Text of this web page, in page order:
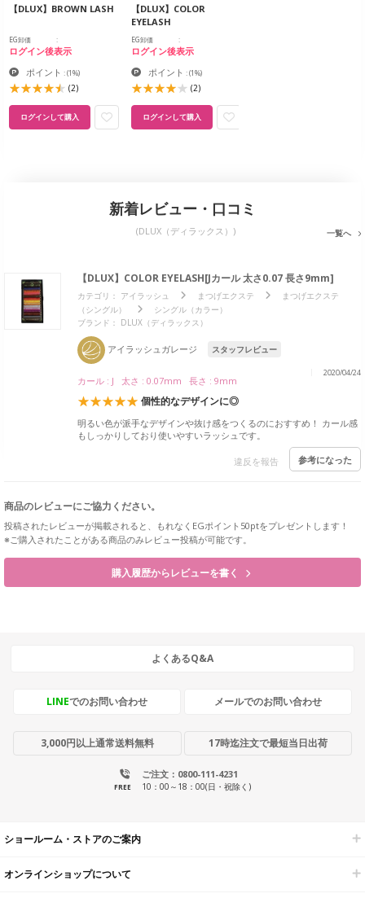
【DLUX】BROWN LASH
EG卸価
ログイン後表示
ポイント :(1%)
(2)
ログインして購入
【DLUX】COLOR
EYELASH
EG卸価
ログイン後表示
ポイント :(1%)
(2)
ログインして購入
新着レビュー・口コミ
(DLUX（ディラックス）) 一覧へ
【DLUX】COLOR EYELASH[Jカール 太さ0.07 長さ9mm]
カテゴリ： アイラッシュ まつげエクステ
まつげエクステ
（シングル）
シングル（カラー）
ブランド： DLUX（ディラックス）
アイラッシュガレージ スタッフレビュー
2020/04/24
カール : J 太さ : 0.07mm 長さ : 9mm
個性的なデザインに◎
明るい色が派手なデザインや抜け感をつくるのにおすすめ！ カール感
もしっかりしており使いやすいラッシュです。
違反を報告 参考になった
商品のレビューにご協力ください。
投稿されたレビューが掲載されると、もれなくEGポイント50ptをプレゼントします！
※ご購入されたことがある商品のみレビュー投稿が可能です。
購入履歴からレビューを書く
よくあるQ&A
LINEでのお問い合わせ メールでのお問い合わせ
3,000円以上通常送料無料 17時迄注文で最短当日出荷
ご注文：0800-111-4231
FREE 10：00～18：00(日・祝除く)
ショールーム・ストアのご案内
オンラインショップについて